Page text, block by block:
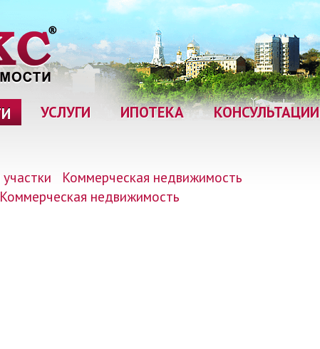
УСЛУГИ ИПОТЕКА КОНСУЛЬТАЦИИ
Коммерческая недвижимость
Коммерческая недвижимость